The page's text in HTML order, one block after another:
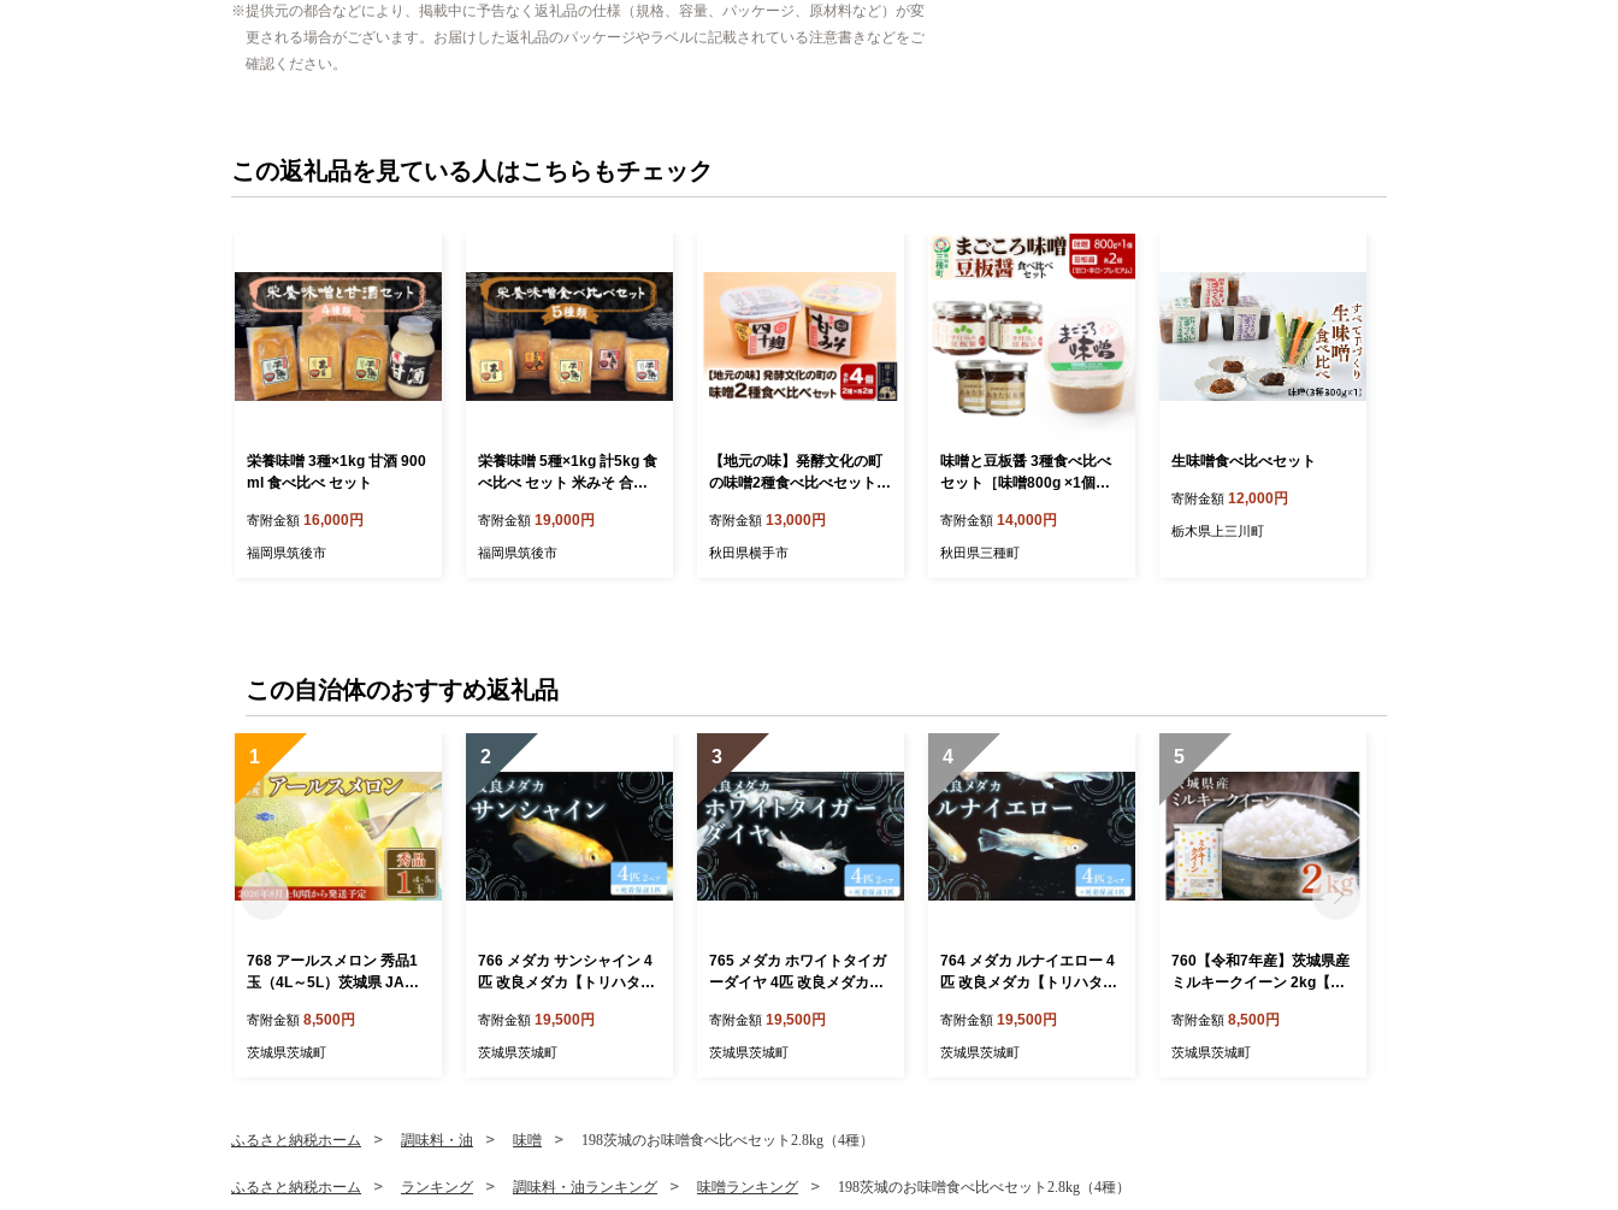
提供元の都合などにより、掲載中に予告なく返礼品の仕様（規格、容量、パッケージ、原材料など）が変
更される場合がございます。お届けした返礼品のパッケージやラベルに記載されている注意書きなどをご
確認ください。
この返礼品を見ている人はこちらもチェック
栄養味噌 3種×1kg 甘酒 900
ml 食べ比べ セット
寄附金額 16,000円
福岡県筑後市
栄養味噌 5種×1kg 計5kg 食
べ比べ セット 米みそ 合わ
寄附金額 19,000円
福岡県筑後市
【地元の味】発酵文化の町
の味噌2種食べ比べセット各
寄附金額 13,000円
秋田県横手市
味噌と豆板醤 3種食べ比べ
セット［味噌800g ×1個、
レミアム）×各2個］
寄附金額 14,000円
秋田県三種町
生味噌食べ比べセット
寄附金額 12,000円
栃木県上三川町
この自治体のおすすめ返礼品
1
768 アールスメロン 秀品1
玉（4L～5L）茨城県 JA水
寄附金額 8,500円
茨城県茨城町
2
766 メダカ サンシャイン 4
匹 改良メダカ【トリハタめ
寄附金額 19,500円
茨城県茨城町
3
765 メダカ ホワイトタイガ
ーダイヤ 4匹 改良メダカ
寄附金額 19,500円
茨城県茨城町
4
764 メダカ ルナイエロー 4
匹 改良メダカ【トリハタめ
寄附金額 19,500円
茨城県茨城町
5
760【令和7年産】茨城県産
ミルキークイーン 2kg【石
寄附金額 8,500円
茨城県茨城町
ふるさと納税ホーム 調味料・油 味噌 198茨城のお味噌食べ比べセット2.8kg（4種）
ふるさと納税ホーム ランキング 調味料・油ランキング 味噌ランキング 198茨城のお味噌食べ比べセット2.8kg（4種）